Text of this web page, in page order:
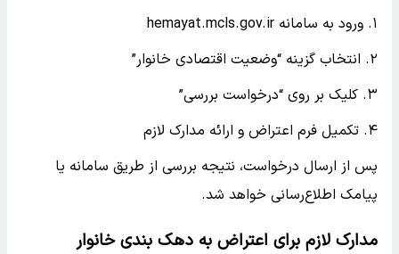
۱. ورود به سامانه hemayat.mcls.gov.ir
۲. انتخاب گزینه “وضعیت اقتصادی خانوار”
۳. کلیک بر روی “درخواست بررسی”
۴. تکمیل فرم اعتراض و ارائه مدارک لازم
پس از ارسال درخواست، نتیجه بررسی از طریق سامانه یا
پیامک اطلاع‌رسانی خواهد شد.
مدارک لازم برای اعتراض به دهک بندی خانوار